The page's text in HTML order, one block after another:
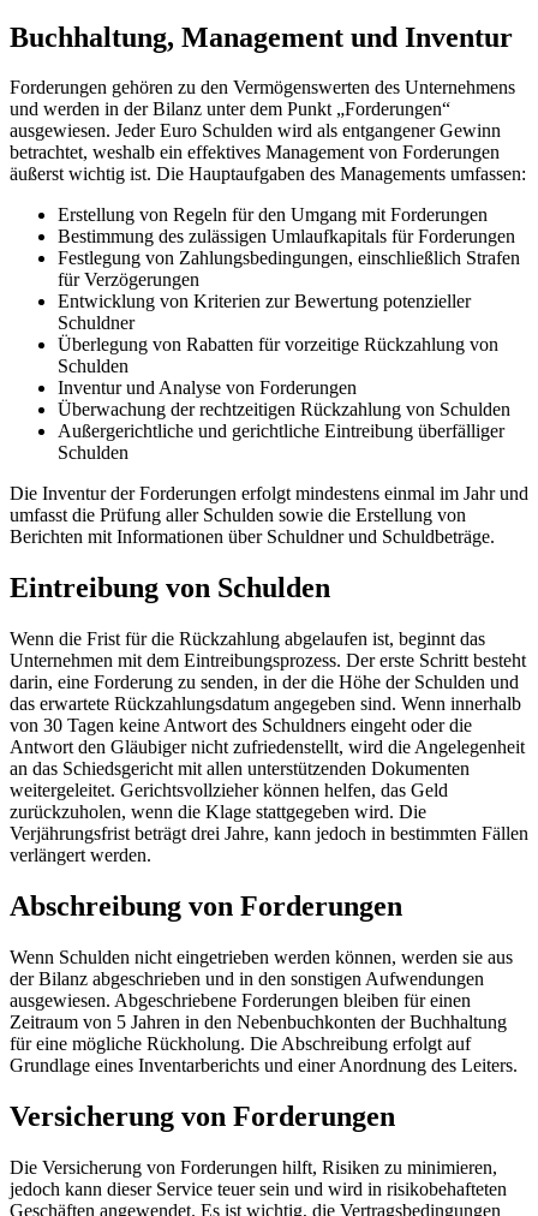
Buchhaltung, Management und Inventur
Forderungen gehören zu den Vermögenswerten des Unternehmens
und werden in der Bilanz unter dem Punkt „Forderungen“
ausgewiesen. Jeder Euro Schulden wird als entgangener Gewinn
betrachtet, weshalb ein effektives Management von Forderungen
äußerst wichtig ist. Die Hauptaufgaben des Managements umfassen:
Erstellung von Regeln für den Umgang mit Forderungen
Bestimmung des zulässigen Umlaufkapitals für Forderungen
Festlegung von Zahlungsbedingungen, einschließlich Strafen
für Verzögerungen
Entwicklung von Kriterien zur Bewertung potenzieller
Schuldner
Überlegung von Rabatten für vorzeitige Rückzahlung von
Schulden
Inventur und Analyse von Forderungen
Überwachung der rechtzeitigen Rückzahlung von Schulden
Außergerichtliche und gerichtliche Eintreibung überfälliger
Schulden
Die Inventur der Forderungen erfolgt mindestens einmal im Jahr und
umfasst die Prüfung aller Schulden sowie die Erstellung von
Berichten mit Informationen über Schuldner und Schuldbeträge.
Eintreibung von Schulden
Wenn die Frist für die Rückzahlung abgelaufen ist, beginnt das
Unternehmen mit dem Eintreibungsprozess. Der erste Schritt besteht
darin, eine Forderung zu senden, in der die Höhe der Schulden und
das erwartete Rückzahlungsdatum angegeben sind. Wenn innerhalb
von 30 Tagen keine Antwort des Schuldners eingeht oder die
Antwort den Gläubiger nicht zufriedenstellt, wird die Angelegenheit
an das Schiedsgericht mit allen unterstützenden Dokumenten
weitergeleitet. Gerichtsvollzieher können helfen, das Geld
zurückzuholen, wenn die Klage stattgegeben wird. Die
Verjährungsfrist beträgt drei Jahre, kann jedoch in bestimmten Fällen
verlängert werden.
Abschreibung von Forderungen
Wenn Schulden nicht eingetrieben werden können, werden sie aus
der Bilanz abgeschrieben und in den sonstigen Aufwendungen
ausgewiesen. Abgeschriebene Forderungen bleiben für einen
Zeitraum von 5 Jahren in den Nebenbuchkonten der Buchhaltung
für eine mögliche Rückholung. Die Abschreibung erfolgt auf
Grundlage eines Inventarberichts und einer Anordnung des Leiters.
Versicherung von Forderungen
Die Versicherung von Forderungen hilft, Risiken zu minimieren,
jedoch kann dieser Service teuer sein und wird in risikobehafteten
Geschäften angewendet. Es ist wichtig, die Vertragsbedingungen